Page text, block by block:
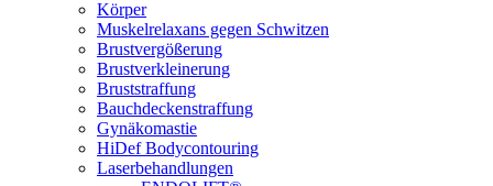
Körper
Muskelrelaxans gegen Schwitzen
Brustvergößerung
Brustverkleinerung
Bruststraffung
Bauchdeckenstraffung
Gynäkomastie
HiDef Bodycontouring
Laserbehandlungen